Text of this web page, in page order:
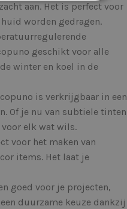
aan. Het is perfect voor
worden gedragen.
geschikt voor alle
winter en koel in de
is verkrijgbaar in een
Of je nu van subtiele tinten
elk wat wils.
voor het maken van
items. Het laat je
goed voor je projecten,
duurzame keuze dankzij